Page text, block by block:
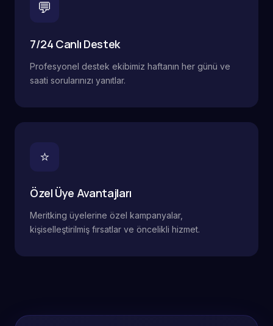
💬
7/24 Canlı Destek
Profesyonel destek ekibimiz haftanın her günü ve
saati sorularınızı yanıtlar.
⭐
Özel Üye Avantajları
Meritking üyelerine özel kampanyalar,
kişiselleştirilmiş fırsatlar ve öncelikli hizmet.